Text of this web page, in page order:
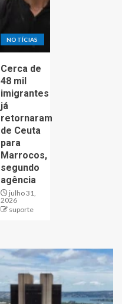
NOTÍCIAS
Cerca de
48 mil
imigrantes
já
retornaram
de Ceuta
para
Marrocos,
segundo
agência
julho 31,
2026
suporte